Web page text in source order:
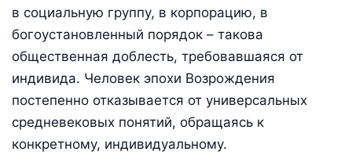
в социальную группу, в корпорацию, в
богоустановленный порядок – такова
общественная доблесть, требовавшаяся от
индивида. Человек эпохи Возрождения
постепенно отказывается от универсальных
средневековых понятий, обращаясь к
конкретному, индивидуальному.